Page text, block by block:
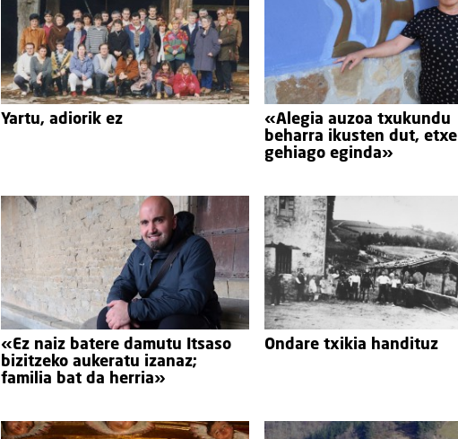
Yartu, adiorik ez
«Alegia auzoa txukundu
beharra ikusten dut, etxe
gehiago eginda»
«Ez naiz batere damutu Itsaso
bizitzeko aukeratu izanaz;
familia bat da herria»
Ondare txikia handituz